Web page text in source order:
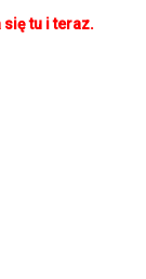
się tu i teraz.